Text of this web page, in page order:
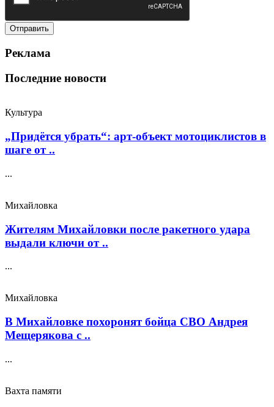
Реклама
Последние новости
Культура
„Придётся убрать“: арт‑объект мотоциклистов в
шаге от ..
...
Михайловка
Жителям Михайловки после ракетного удара
выдали ключи от ..
...
Михайловка
В Михайловке похоронят бойца СВО Андрея
Мещерякова с ..
...
Вахта памяти